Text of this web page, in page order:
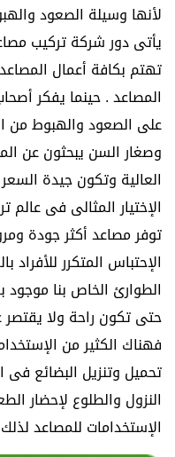
لأنها وسيلة الصعود
يأتى دور شركة تركيب
تهتم بكافة أعمال
المصاعد .حينما يفكر
على الصعود والهبوط من
وصغار السن يبحثون عن
العالية وتكون جيدة
الإختيار المثالى فى
توفر مصاعد أكثر جودة
الإحتباس المتكرر
الطوارئ الخاص بنا
حتى تكون راحة ولا
فهناك الكثير من
تحميل وتنزيل البضائع
النزول والطلوع لإحضار
الإستخدامات للمصاعد